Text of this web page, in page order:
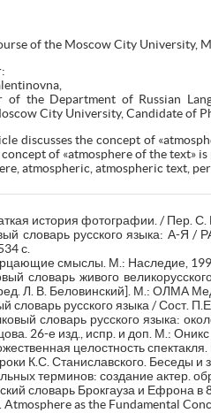
of the Moscow City University,
of the Department of Russian
City University, Candidate of
discusses the concept of
of «atmosphere of the text» is
atmospheric, atmospheric text,
история фотографии. / Пер.
словарь русского языка: А-Я /
с.
смыслы. М.: Наследие,
словарь живого
Л. В. Беловинский]. М.: ОЛМА
словарь русского языка / Сост.
словарь русского языка:
26-е изд., испр. и доп. М.: Оникс
целостность спектакля.
К.С. Станиславского. Беседы и
терминов: создание актер.
словарь Брокгауза и Ефрона в
Atmosphere as the Fundamental